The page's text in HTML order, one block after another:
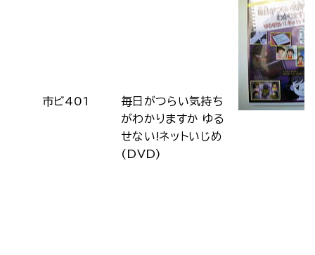
市ビ401
毎日がつらい気持ち
がわかりますか ゆる
せない!ネットいじめ
(DVD)